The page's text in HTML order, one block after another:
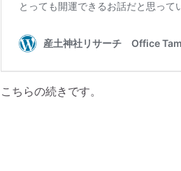
こちらの続きです。